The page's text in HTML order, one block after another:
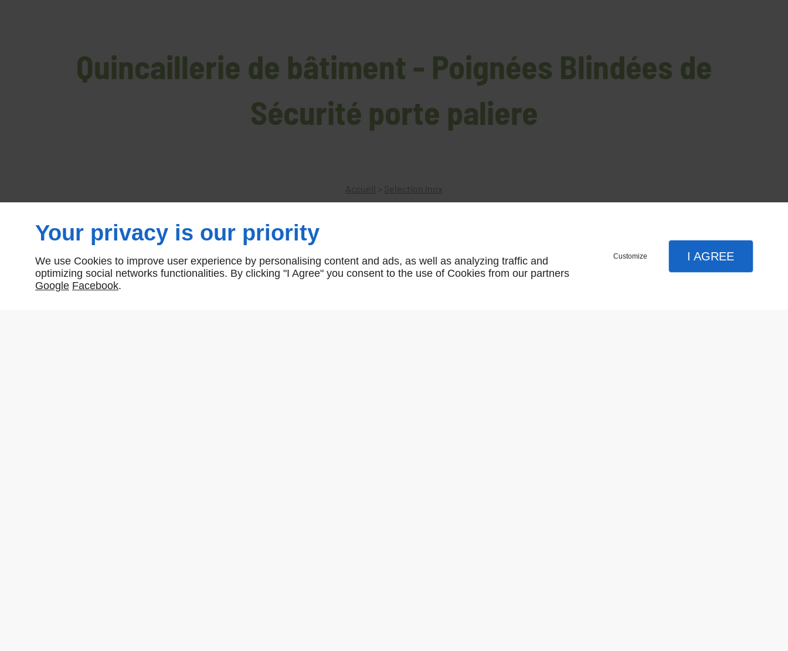
Quincaillerie de bâtiment - Poignées Blindées de
Sécurité porte paliere
Accueil > Selection Inox
Poignées Blindées de Sécurité porte paliere
Poignées de Porte Blindées Béquille - Palière .
Your privacy is our priority
We use Cookies to improve user experience by personalising content and ads, as well as analyzing traffic and
optimizing social networks functionalities. By clicking "I Agree" you consent to the use of Cookies from our partners
Google Facebook.
Customize I AGREE